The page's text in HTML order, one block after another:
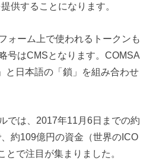
供することになります。
ォーム上で使われるトークンも
号はCMSとなります。COMSA
と日本語の「鎖」を組み合わせ
では、2017年11月6日までの約
約109億円の資金（世界のICO
とで注目が集まりました。